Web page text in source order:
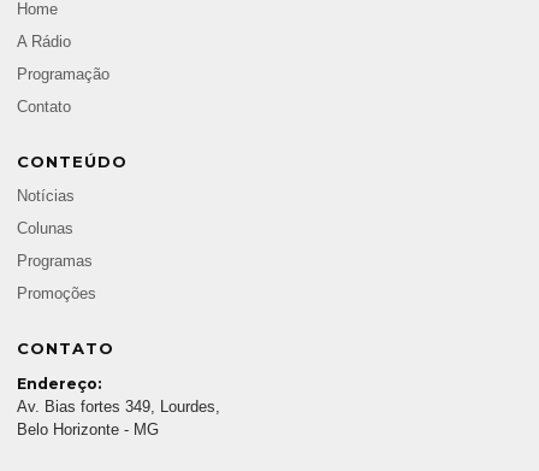
Home
A Rádio
Programação
Contato
CONTEÚDO
Notícias
Colunas
Programas
Promoções
CONTATO
Endereço:
Av. Bias fortes 349, Lourdes,
Belo Horizonte - MG